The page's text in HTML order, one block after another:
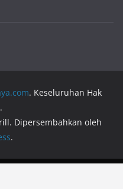
. Keseluruhan Hak
Dipersembahkan oleh
.